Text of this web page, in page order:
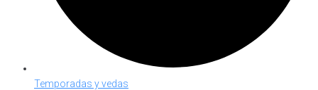
Temporadas y vedas